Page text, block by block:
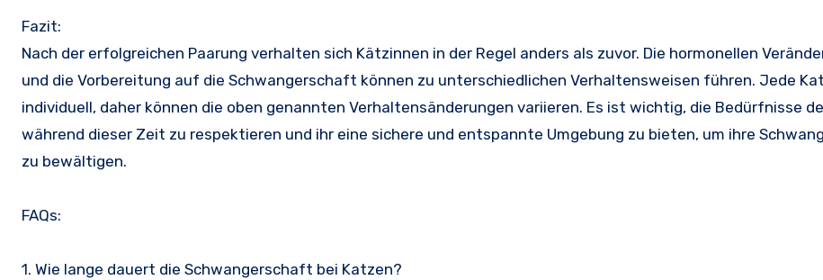
Fazit:
Nach der erfolgreichen Paarung verhalten sich Kätzinnen in der Regel anders als zuvor. Die hormonellen
und die Vorbereitung auf die Schwangerschaft können zu unterschiedlichen Verhaltensweisen führen. Jede
individuell, daher können die oben genannten Verhaltensänderungen variieren. Es ist wichtig, die Bedürfnisse
während dieser Zeit zu respektieren und ihr eine sichere und entspannte Umgebung zu bieten, um ihre
zu bewältigen.
FAQs:
1. Wie lange dauert die Schwangerschaft bei Katzen?